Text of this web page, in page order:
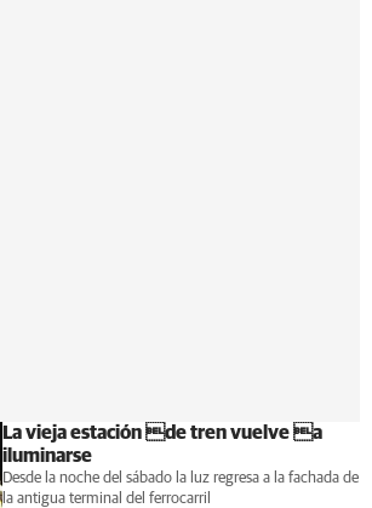
La vieja estación de tren vuelve a
iluminarse
Desde la noche del sábado la luz regresa a la fachada de
la antigua terminal del ferrocarril